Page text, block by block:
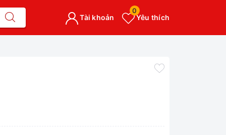
Yêu thích
0
Tài khoản